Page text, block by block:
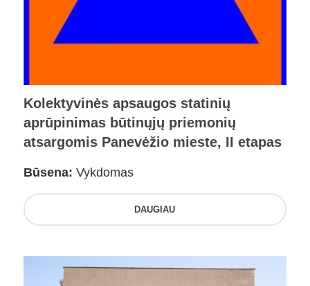
Kolektyvinės apsaugos statinių
aprūpinimas būtinųjų priemonių
atsargomis Panevėžio mieste, II etapas
Būsena: Vykdomas
DAUGIAU